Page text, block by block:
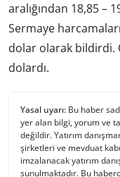
aralığından 18,85 –
Sermaye
dolar olarak bildirdi.
dolardı.
Yasal uyarı: Bu haber
yer alan bilgi, yorum ve
değildir. Yatırım
şirketleri ve mevduat
imzalanacak yatırım
sunulmaktadır. Bu